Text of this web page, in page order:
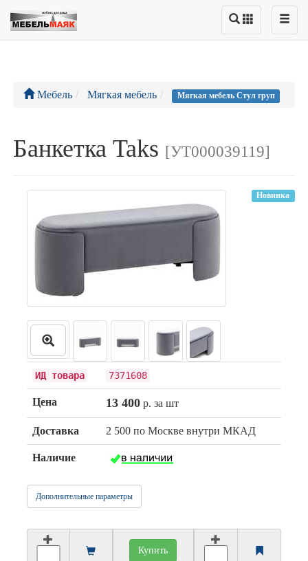
Мебель Мягкая мебель Мягкая мебель Стул груп
Банкетка Taks [УТ000039119]
Новинка
ИД товара 7371608
Цена 13 400р. за шт
Доставка 2 500 по Москве внутри МКАД
Наличие
Дополнительные параметры
Купить